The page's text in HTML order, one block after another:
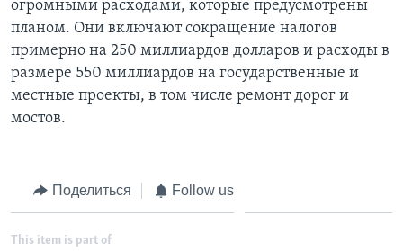
огромными расходами, которые предусмотрены
планом. Они включают сокращение налогов
примерно на 250 миллиардов долларов и расходы в
размере 550 миллиардов на государственные и
местные проекты, в том числе ремонт дорог и
мостов.
Поделиться Follow us
This item is part of